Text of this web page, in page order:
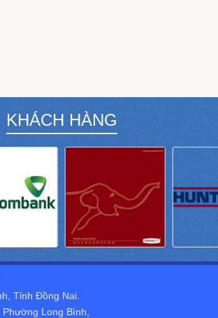
KHÁCH HÀNG
Tỉnh Đồng Nai.
Long Bình,